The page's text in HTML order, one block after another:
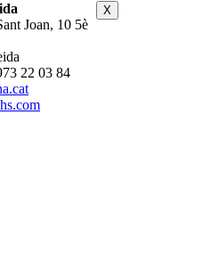
Joan, 10 5è
22 03 84
X